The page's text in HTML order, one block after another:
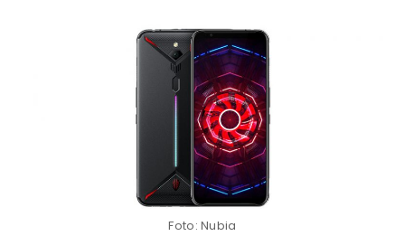
Foto: Nubia